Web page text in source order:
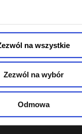
na wszystkie
Zezwól na wybór
Odmowa
POLITYKA